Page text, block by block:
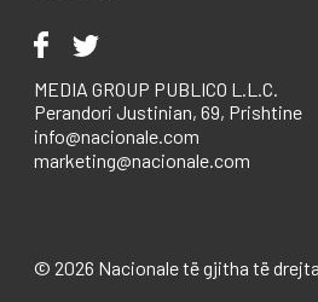
MEDIA GROUP PUBLICO L.L.C.
Perandori Justinian, 69, Prishtine
info@nacionale.com
marketing@nacionale.com
© 2026 Nacionale të gjitha të